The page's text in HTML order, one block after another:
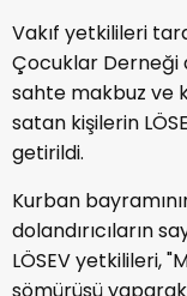
Vakıf yetkilileri
Çocuklar Derneği
sahte makbuz ve
satan kişilerin
getirildi.
Kurban
dolandırıcıların
LÖSEV yetkilileri,